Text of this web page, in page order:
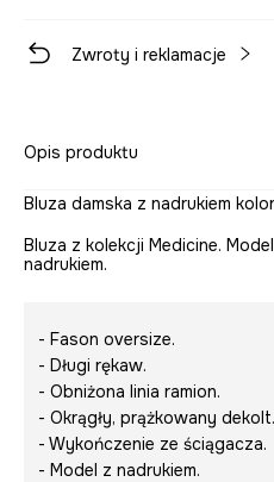
Zwroty i reklamacje
Opis produktu
Bluza damska z nadrukiem
Bluza z kolekcji Medicine.
nadrukiem.
- Fason oversize.
- Długi rękaw.
- Obniżona linia ramion.
- Okrągły, prążkowany dekolt.
- Wykończenie ze ściągacza.
- Model z nadrukiem.